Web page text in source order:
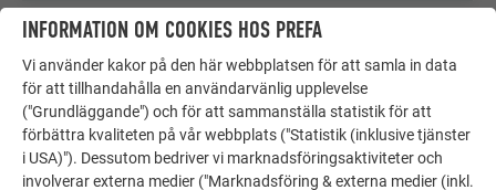
INFORMATION OM COOKIES HOS PREFA
Vi använder kakor på den här webbplatsen för att samla in data
för att tillhandahålla en användarvänlig upplevelse
("Grundläggande") och för att sammanställa statistik för att
förbättra kvaliteten på vår webbplats ("Statistik (inklusive tjänster
i USA)"). Dessutom bedriver vi marknadsföringsaktiviteter och
involverar externa medier ("Marknadsföring & externa medier (inkl.